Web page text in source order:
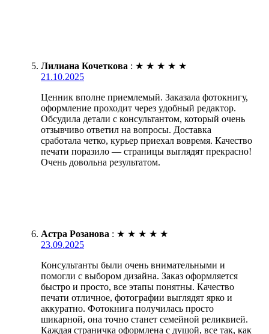
Лилиана Кочеткова : ★ ★ ★ ★ ★
21.10.2025
Ценник вполне приемлемый. Заказала фотокнигу,
оформление проходит через удобный редактор.
Обсудила детали с консультантом, который очень
отзывчиво ответил на вопросы. Доставка
сработала четко, курьер приехал вовремя. Качество
печати поразило — страницы выглядят прекрасно!
Очень довольна результатом.
Астра Розанова : ★ ★ ★ ★ ★
23.09.2025
Консультанты были очень внимательными и
помогли с выбором дизайна. Заказ оформляется
быстро и просто, все этапы понятны. Качество
печати отличное, фотографии выглядят ярко и
аккуратно. Фотокнига получилась просто
шикарной, она точно станет семейной реликвией.
Каждая страничка оформлена с душой, все так, как